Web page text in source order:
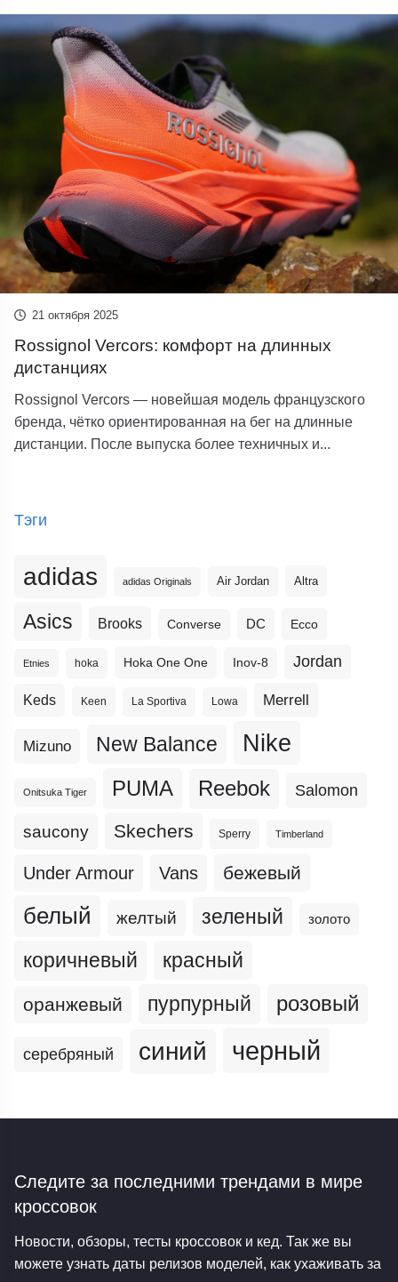
21 октября 2025
Rossignol Vercors: комфорт на длинных
дистанциях
Rossignol Vercors — новейшая модель французского
бренда, чётко ориентированная на бег на длинные
дистанции. После выпуска более техничных и...
Тэги
adidas adidas Originals Air Jordan Altra
Asics Brooks Converse DC Ecco
Etnies hoka Hoka One One Inov-8 Jordan
Keds Keen La Sportiva Lowa Merrell
Mizuno New Balance Nike
Onitsuka Tiger PUMA Reebok Salomon
saucony Skechers Sperry Timberland
Under Armour Vans бежевый
белый желтый зеленый золото
коричневый красный
оранжевый пурпурный розовый
серебряный синий черный
Следите за последними трендами в мире
кроссовок
Новости, обзоры, тесты кроссовок и кед. Так же вы
можете узнать даты релизов моделей, как ухаживать за